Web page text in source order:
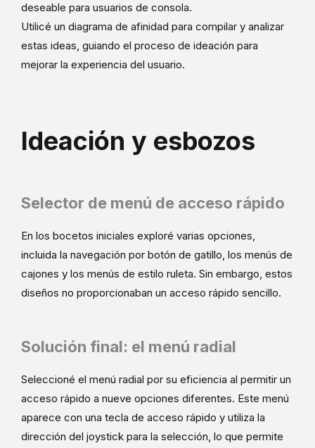
deseable para usuarios de consola.
Utilicé un diagrama de afinidad para compilar y analizar
estas ideas, guiando el proceso de ideación para
mejorar la experiencia del usuario.
Ideación y esbozos
Selector de menú de acceso rápido
En los bocetos iniciales exploré varias opciones,
incluida la navegación por botón de gatillo, los menús de
cajones y los menús de estilo ruleta. Sin embargo, estos
diseños no proporcionaban un acceso rápido sencillo.
Solución final: el menú radial
Seleccioné el menú radial por su eficiencia al permitir un
acceso rápido a nueve opciones diferentes. Este menú
aparece con una tecla de acceso rápido y utiliza la
dirección del joystick para la selección, lo que permite